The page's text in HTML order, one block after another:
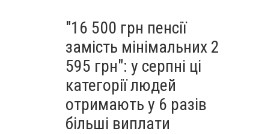
"16 500 грн пенсії
замість мінімальних 2
595 грн": у серпні ці
категорії людей
отримають у 6 разів
більші виплати